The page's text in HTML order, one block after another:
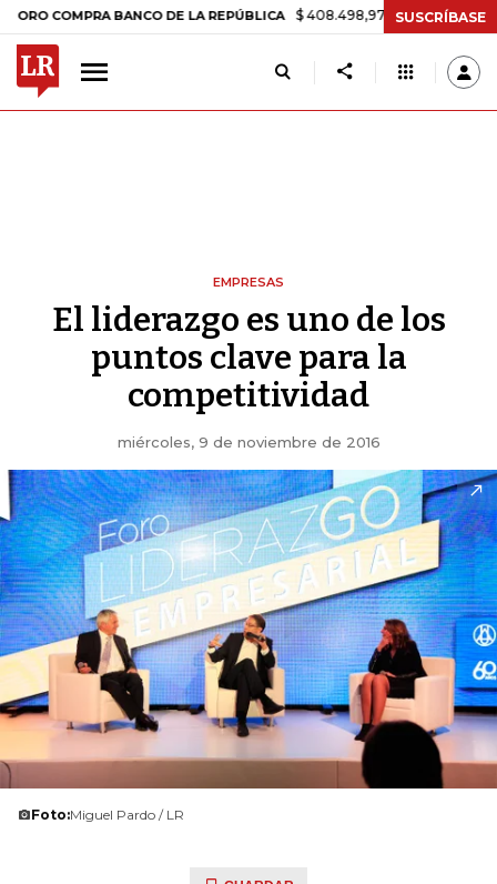
BANCO DE LA REPÚBLICA $ 408.498,97 +$ 8.753,81 +2,19%
SUSCRÍBASE
EMPRESAS
El liderazgo es uno de los
puntos clave para la
competitividad
miércoles, 9 de noviembre de 2016
Foto:Miguel Pardo / LR